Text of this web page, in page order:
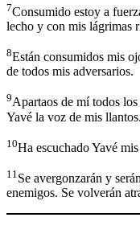
7Consumido estoy a
lecho y con mis lágrimas
8Están consumidos mis
de todos mis adversarios.
9Apartaos de mí todos
Yavé la voz de mis llantos.
10Ha escuchado Yavé
11Se avergonzarán y
enemigos. Se volverán